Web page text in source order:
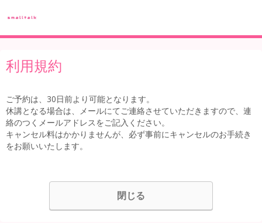
利用規約
ご予約は、30日前より可能となります。
休講となる場合は、メールにてご連絡させていただきますので、連
絡のつくメールアドレスをご記入ください。
キャンセル料はかかりませんが、必ず事前にキャンセルのお手続き
をお願いいたします。
閉じる